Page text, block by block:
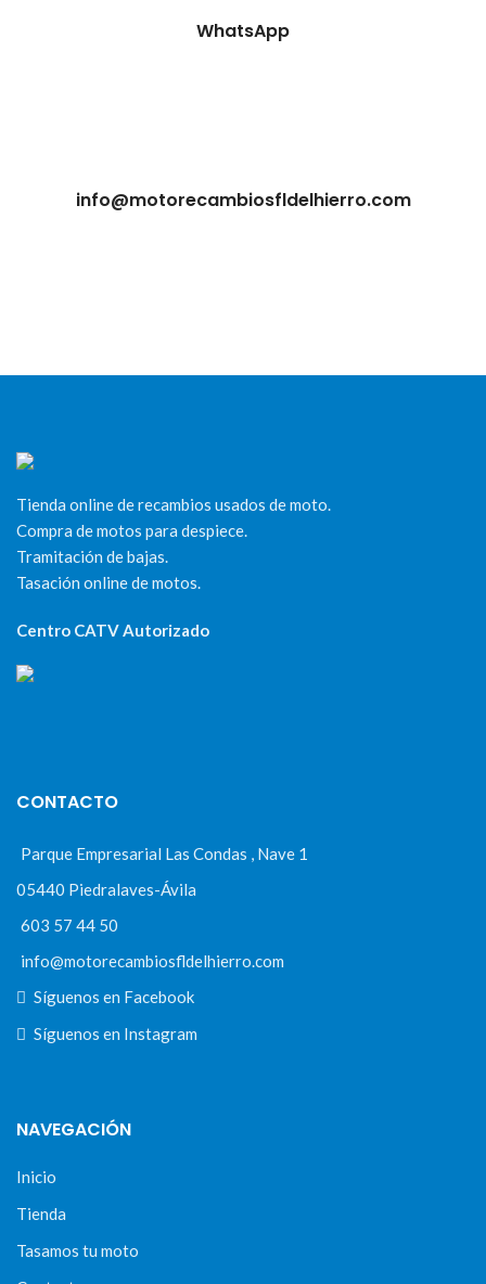
WhatsApp
info@motorecambiosfldelhierro.com
Tienda online de recambios usados de moto.
Compra de motos para despiece.
Tramitación de bajas.
Tasación online de motos.
Centro CATV Autorizado
CONTACTO
Parque Empresarial Las Condas , Nave 1
05440 Piedralaves-Ávila
603 57 44 50
info@motorecambiosfldelhierro.com
Síguenos en Facebook
Síguenos en Instagram
NAVEGACIÓN
Inicio
Tienda
Tasamos tu moto